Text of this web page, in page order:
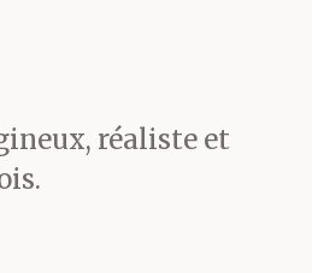
ma place
lignes et
me suis
bruit.
réaliste et